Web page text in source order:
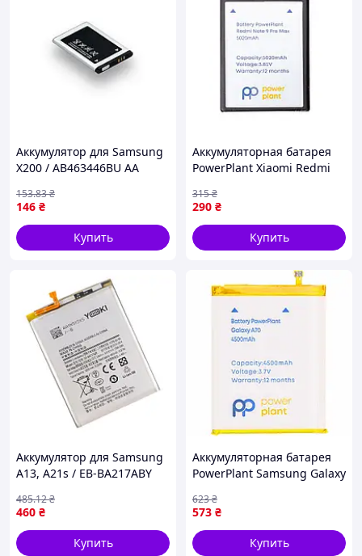
Аккумулятор для Samsung
X200 / AB463446BU AA
146 ₴
153.83₴
Купить
Аккумуляторная батарея
PowerPlant Xiaomi Redmi
5020mAh (SM220373) —
Доступный
290 ₴
315₴
Купить
Аккумулятор для Samsung
A13, A21s / EB-BA217ABY
460 ₴
485.12₴
Купить
Аккумуляторная батарея
PowerPlant Samsung Galaxy
4500mAh (SM170715) —
Доступный
573 ₴
623₴
Купить